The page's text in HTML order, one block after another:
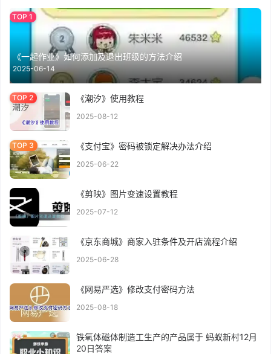
《一起作业》如何添加及退出班级的方法介绍
2025-06-14
《潮汐》使用教程
2025-08-12
《支付宝》密码被锁定解决办法介绍
2025-06-22
《剪映》图片变速设置教程
2025-07-12
《京东商城》商家入驻条件及开店流程介绍
2025-06-28
《网易严选》修改支付密码方法
2025-08-18
铁氧体磁体制造工生产的产品属于 蚂蚁新村12月
20日答案